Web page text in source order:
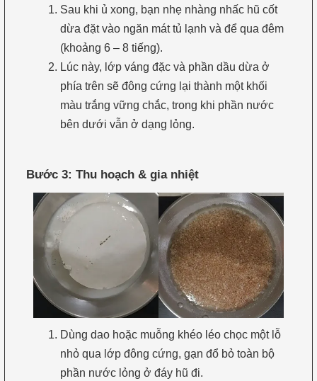
Sau khi ủ xong, bạn nhẹ nhàng nhấc hũ cốt
dừa đặt vào ngăn mát tủ lạnh và để qua đêm
(khoảng 6 – 8 tiếng).
Lúc này, lớp váng đặc và phần dầu dừa ở
phía trên sẽ đông cứng lại thành một khối
màu trắng vững chắc, trong khi phần nước
bên dưới vẫn ở dạng lỏng.
Bước 3: Thu hoạch & gia nhiệt
Dùng dao hoặc muỗng khéo léo chọc một lỗ
nhỏ qua lớp đông cứng, gạn đổ bỏ toàn bộ
phần nước lỏng ở đáy hũ đi.